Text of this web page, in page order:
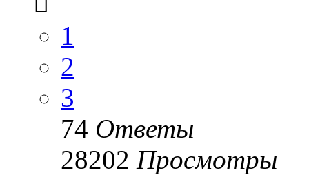
1
2
3
74 Ответы
28202 Просмотры